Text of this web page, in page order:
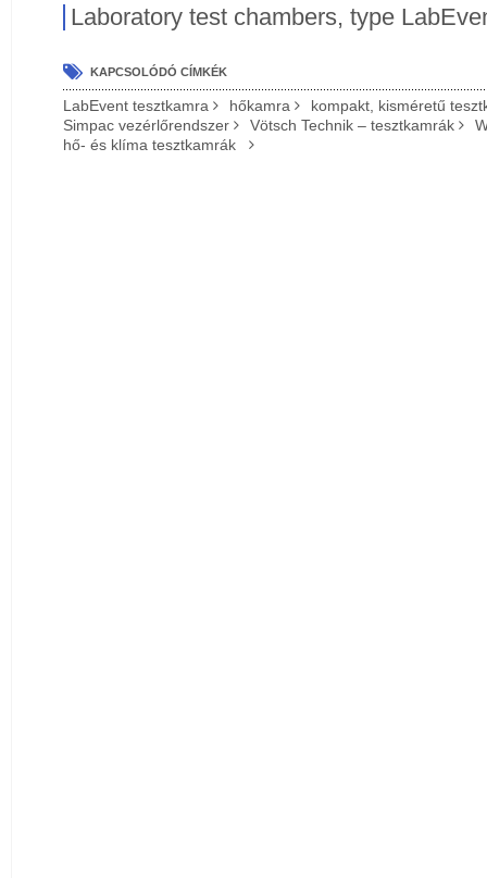
Laboratory test chambers, type
KAPCSOLÓDÓ CÍMKÉK
LabEvent tesztkamra hőkamra
kompakt, kisméretű
Simpac vezérlőrendszer
Vötsch Technik – tesztkamrák
hő- és klíma tesztkamrák